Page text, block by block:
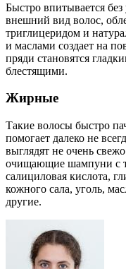
Быстро впитывается
внешний вид волос,
триглицеридом и
и маслами создает на
пряди становятся
блестящими.
Жирные
Такие волосы быстро
помогает далеко не
выглядят не очень
очищающие шампуни с
салициловая кислота,
кожного сала, уголь,
другие.